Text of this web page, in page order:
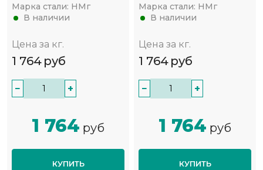
Марка стали: НМг
В наличии
Цена за кг.
1 764 руб
− +
1 764 руб
КУПИТЬ
Марка стали: НМг
В наличии
Цена за кг.
1 764 руб
− +
1 764 руб
КУПИТЬ